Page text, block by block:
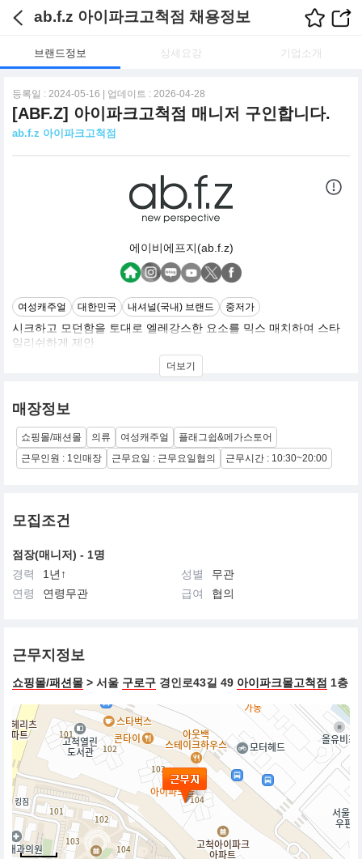
ab.f.z 아이파크고척점 채용정보
브랜드정보 상세요강 기업소개
등록일 : 2024-05-16 | 업데이트 : 2026-04-28
[ABF.Z] 아이파크고척점 매니저 구인합니다.
ab.f.z 아이파크고척점
에이비에프지(ab.f.z)
여성캐주얼 대한민국 내셔널(국내) 브랜드 중저가
시크하고 모던함을 토대로 엘레강스한 요소를 믹스 매치하여 스타
일리쉬하게 제안
더보기
매장정보
쇼핑몰/패션몰 의류 여성캐주얼
플래그쉽&메가스토어
근무인원 : 1인매장
근무요일 : 근무요일협의 근무시간 : 10:30~20:00
모집조건
점장(매니저) - 1명
경력
1년↑ 성별
무관
연령
연령무관 급여 협의
근무지정보
쇼핑몰/패션몰 > 서울 구로구 경인로43길 49 아이파크몰고척점 1층